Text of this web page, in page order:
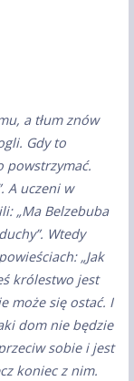
a tłum znów
Gdy to
powstrzymać.
A uczeni w
„Ma Belzebuba
Wtedy
„Jak
królestwo jest
może się ostać. I
dom nie będzie
sobie i jest
koniec z nim.